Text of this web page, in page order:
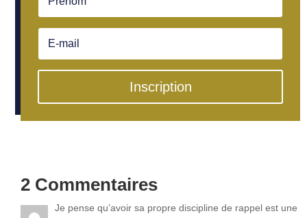
Inscription
2 Commentaires
Je pense qu’avoir sa propre discipline de rappel est une